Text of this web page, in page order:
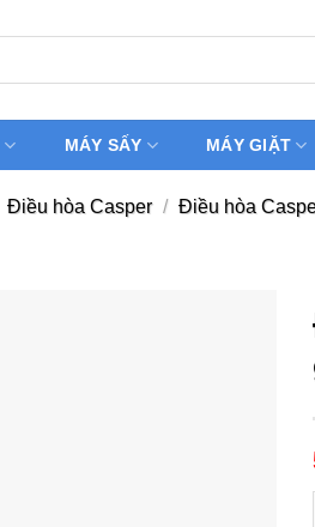
MÁY SẤY MÁY GIẶT
Điều hòa Casper / Điều hòa